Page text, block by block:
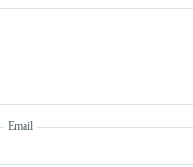
Email